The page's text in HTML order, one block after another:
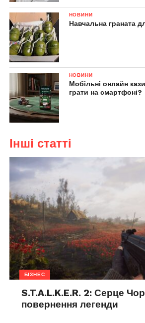
НОВИНИ
Навчальна граната
НОВИНИ
Мобільні онлайн
грати на смартфоні?
Інші статті
БІЗНЕС
S.T.A.L.K.E.R. 2: Серце
повернення легенди